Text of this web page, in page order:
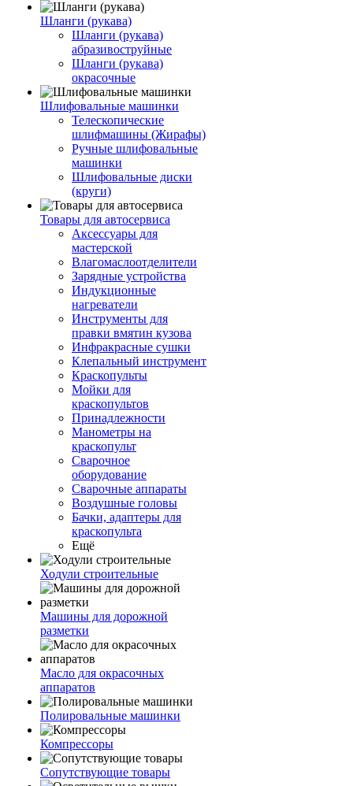
Шланги (рукава)
Шланги (рукава)
абразивоструйные
Шланги (рукава)
окрасочные
Шлифовальные машинки
Телескопические
шлифмашины (Жирафы)
Ручные шлифовальные
машинки
Шлифовальные диски
(круги)
Товары для автосервиса
Аксессуары для
мастерской
Влагомаслоотделители
Зарядные устройства
Индукционные
нагреватели
Инструменты для
правки вмятин кузова
Инфракрасные сушки
Клепальный инструмент
Краскопульты
Мойки для
краскопультов
Принадлежности
Манометры на
краскопульт
Сварочное
оборудование
Сварочные аппараты
Воздушные головы
Бачки, адаптеры для
краскопульта
Ещё
Ходули строительные
Машины для дорожной
разметки
Масло для окрасочных
аппаратов
Полировальные машинки
Компрессоры
Сопутствующие товары